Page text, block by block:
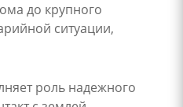
до крупного
ситуации,
роль надежного